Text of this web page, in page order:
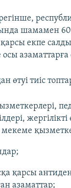
шамамен
екпе
осы
өтуі тиіс
жергілікті
қарсы
азаматтар;